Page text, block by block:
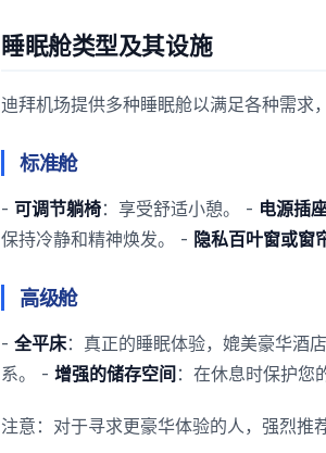
睡眠舱类型及其设施
迪拜机场提供多种睡眠舱以满足各种需求
标准舱
- 可调节躺椅：享受舒适小憩。 - 电源插
保持冷静和精神焕发。 - 隐私百叶窗或窗
高级舱
- 全平床：真正的睡眠体验，媲美豪华酒
系。 - 增强的储存空间 ：在休息时保护您
注意：对于寻求更豪华体验的人，强烈推